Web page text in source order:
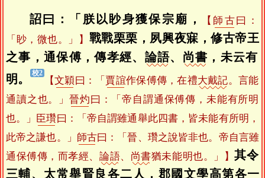
詔曰：「朕以眇身獲保宗廟， 【 師古曰：
「眇，微也。」】 戰戰栗栗，夙興夜寐，修古帝王
之事，通保傅，傳孝經、 論語、 尚書 ，未云有
明。
【文穎曰：「 賈誼作保傅傳，在禮大戴記。言能
通讀之也。」 晉灼曰：「帝自謂通保傅傳，未能有所明
也。」 臣瓚曰：「帝自謂雖通舉此四書，皆未能有所明，
此帝之謙也。」 師古曰：「晉、瓚之說皆非也。帝自言雖
通保傅傳，而孝經、論語、 尚書猶未能明也。」】其令
三輔、太常舉賢良各二人，郡國文學高第各一